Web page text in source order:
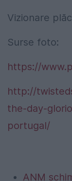
Vizionare
Surse foto:
https://
http://
the-day-
portugal/
ANM